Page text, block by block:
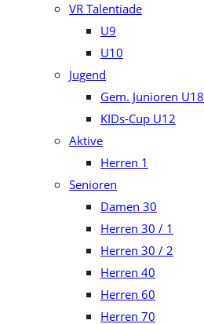
VR Talentiade
U9
U10
Jugend
Gem. Junioren U18
KIDs-Cup U12
Aktive
Herren 1
Senioren
Damen 30
Herren 30 / 1
Herren 30 / 2
Herren 40
Herren 60
Herren 70